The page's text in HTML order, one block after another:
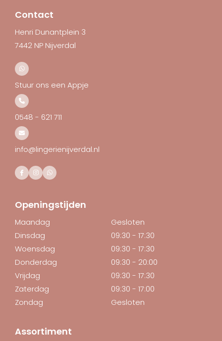
Contact
Henri Dunantplein 3
7442 NP Nijverdal
Stuur ons een Appje
0548 - 621 711
info@lingerienijverdal.nl
Openingstijden
Maandag
Gesloten
Dinsdag
09:30 - 17:30
Woensdag
09:30 - 17:30
Donderdag
09:30 - 20:00
Vrijdag
09:30 - 17:30
Zaterdag
09:30 - 17:00
Zondag
Gesloten
Assortiment